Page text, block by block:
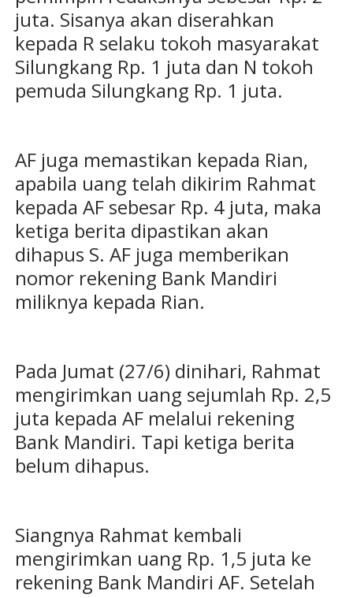
juta. Sisanya akan diserahkan
kepada R selaku tokoh masyarakat
Silungkang Rp. 1 juta dan N tokoh
pemuda Silungkang Rp. 1 juta.
AF juga memastikan kepada Rian,
apabila uang telah dikirim Rahmat
kepada AF sebesar Rp. 4 juta, maka
ketiga berita dipastikan akan
dihapus S. AF juga memberikan
nomor rekening Bank Mandiri
miliknya kepada Rian.
Pada Jumat (27/6) dinihari, Rahmat
mengirimkan uang sejumlah Rp. 2,5
juta kepada AF melalui rekening
Bank Mandiri. Tapi ketiga berita
belum dihapus.
Siangnya Rahmat kembali
mengirimkan uang Rp. 1,5 juta ke
rekening Bank Mandiri AF. Setelah